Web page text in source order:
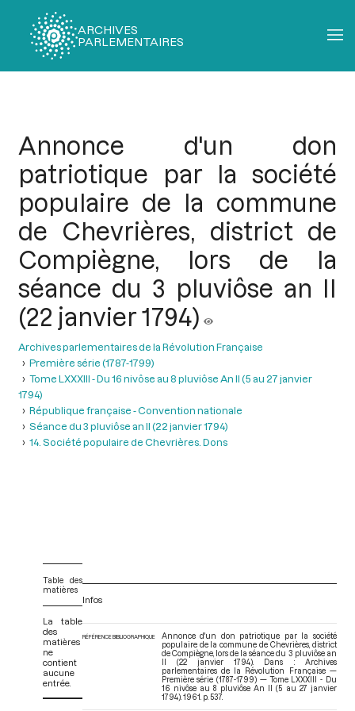
ARCHIVES
PARLEMENTAIRES
Annonce d'un don
patriotique par la société
populaire de la commune
de Chevrières, district de
Compiègne, lors de la
séance du 3 pluviôse an II
(22 janvier 1794)
Archives parlementaires de la Révolution Française
Première série (1787-1799)
Tome LXXXIII - Du 16 nivôse au 8 pluviôse An II (5 au 27 janvier
1794)
République française - Convention nationale
Séance du 3 pluviôse an II (22 janvier 1794)
14. Société populaire de Chevrières. Dons
Table des
matières
La table
des
matières
ne
contient
aucune
entrée.
Infos
RÉFÉRENCE BIBLIOGRAPHIQUE
Annonce d'un don patriotique par la société
populaire de la commune de Chevrières, district
de Compiègne, lors de la séance du 3 pluviôse an
II (22 janvier 1794). Dans : Archives
parlementaires de la Révolution Française —
Première série (1787-1799) — Tome LXXXIII - Du
16 nivôse au 8 pluviôse An II (5 au 27 janvier
1794). 1961. p. 537.